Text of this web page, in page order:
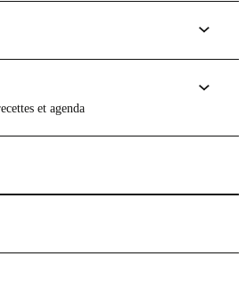
et agenda